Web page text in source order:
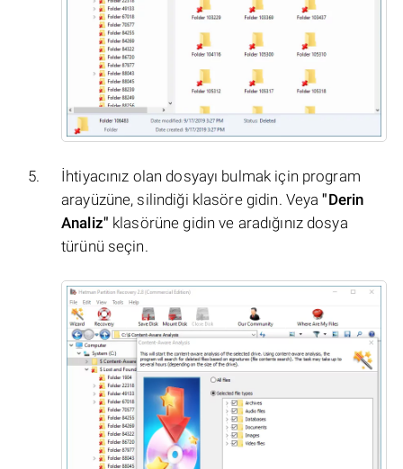
İhtiyacınız olan dosyayı bulmak için program
arayüzüne, silindiği klasöre gidin. Veya"Derin
Analiz" klasörüne gidin ve aradığınız dosya
türünü seçin.